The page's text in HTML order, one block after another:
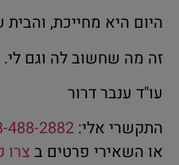
היום היא מחייכת,
זה מה שחשוב לה וגם לי.
עו"ד ענבר דרור
התקשרי אלי: 488-2882
או השאירי פרטים ב